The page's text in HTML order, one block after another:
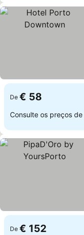
De € 58
Consulte os preços de
De € 152